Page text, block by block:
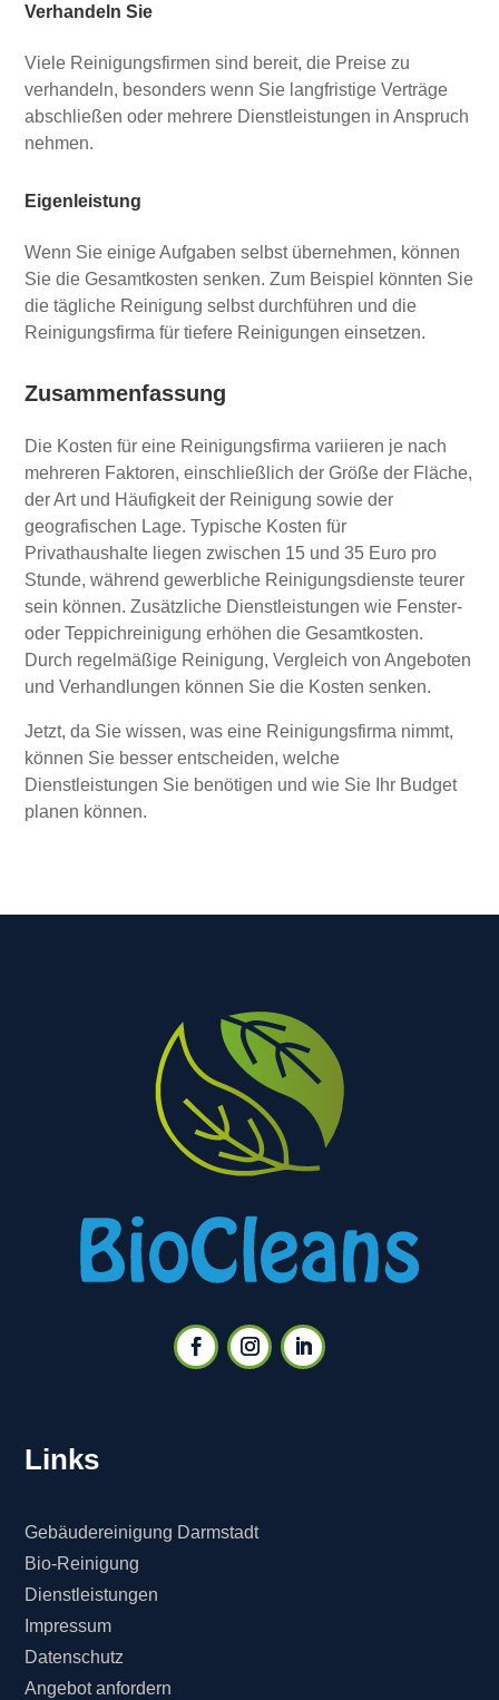
Verhandeln Sie
Viele Reinigungsfirmen sind bereit, die Preise zu
verhandeln, besonders wenn Sie langfristige Verträge
abschließen oder mehrere Dienstleistungen in Anspruch
nehmen.
Eigenleistung
Wenn Sie einige Aufgaben selbst übernehmen, können
Sie die Gesamtkosten senken. Zum Beispiel könnten Sie
die tägliche Reinigung selbst durchführen und die
Reinigungsfirma für tiefere Reinigungen einsetzen.
Zusammenfassung
Die Kosten für eine Reinigungsfirma variieren je nach
mehreren Faktoren, einschließlich der Größe der Fläche,
der Art und Häufigkeit der Reinigung sowie der
geografischen Lage. Typische Kosten für
Privathaushalte liegen zwischen 15 und 35 Euro pro
Stunde, während gewerbliche Reinigungsdienste teurer
sein können. Zusätzliche Dienstleistungen wie Fenster-
oder Teppichreinigung erhöhen die Gesamtkosten.
Durch regelmäßige Reinigung, Vergleich von Angeboten
und Verhandlungen können Sie die Kosten senken.
Jetzt, da Sie wissen, was eine Reinigungsfirma nimmt,
können Sie besser entscheiden, welche
Dienstleistungen Sie benötigen und wie Sie Ihr Budget
planen können.
Links
Gebäudereinigung Darmstadt
Bio-Reinigung
Dienstleistungen
Impressum
Datenschutz
Angebot anfordern